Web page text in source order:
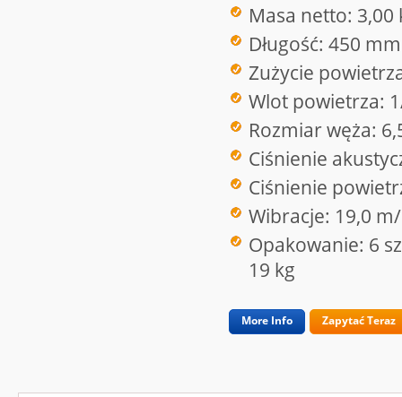
Masa netto: 3,00
Długość: 450 mm
Zużycie
Wlot powietrza:
Rozmiar węża:
Ciśnienie
Ciśnienie
Wibracje: 19,0
Opakowanie: 6
19 kg
More Info Zapytać Teraz